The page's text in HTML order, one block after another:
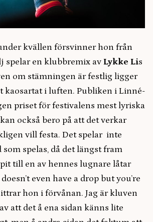
kvällen försvinner hon från
spelar en klubbremix av Lykke Lis
om stämningen är festlig ligger
kaosartat i luften. Publiken i Linné-
priset för festivalens mest lyriska
också bero på att det verkar
vill festa. Det spelar inte
spelas, då det längst fram
till en av hennes lugnare låtar
even have a drop but you’re
hon i förvånan. Jag är kluven
att det å ena sidan känns lite